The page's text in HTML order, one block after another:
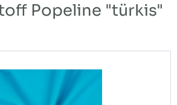
Popeline "türkis"